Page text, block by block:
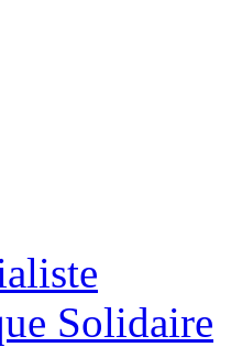
Solidaire